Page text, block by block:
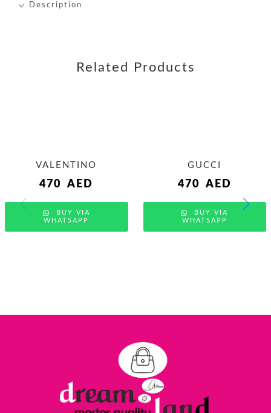
Description
Related Products
VALENTINO
470 AED
BUY VIA
WHATSAPP
GUCCI
470 AED
BUY VIA
WHATSAPP